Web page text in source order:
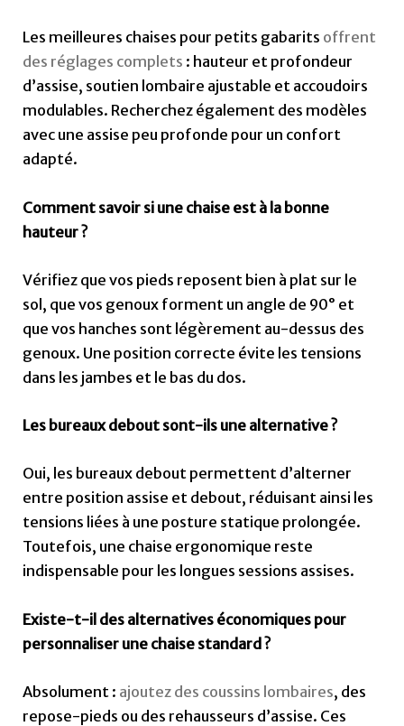
Les meilleures chaises pour petits gabarits offrent
des réglages complets : hauteur et profondeur
d’assise, soutien lombaire ajustable et accoudoirs
modulables. Recherchez également des modèles
avec une assise peu profonde pour un confort
adapté.
Comment savoir si une chaise est à la bonne
hauteur ?
Vérifiez que vos pieds reposent bien à plat sur le
sol, que vos genoux forment un angle de 90° et
que vos hanches sont légèrement au-dessus des
genoux. Une position correcte évite les tensions
dans les jambes et le bas du dos.
Les bureaux debout sont-ils une alternative ?
Oui, les bureaux debout permettent d’alterner
entre position assise et debout, réduisant ainsi les
tensions liées à une posture statique prolongée.
Toutefois, une chaise ergonomique reste
indispensable pour les longues sessions assises.
Existe-t-il des alternatives économiques pour
personnaliser une chaise standard ?
Absolument : ajoutez des coussins lombaires, des
repose-pieds ou des rehausseurs d’assise. Ces